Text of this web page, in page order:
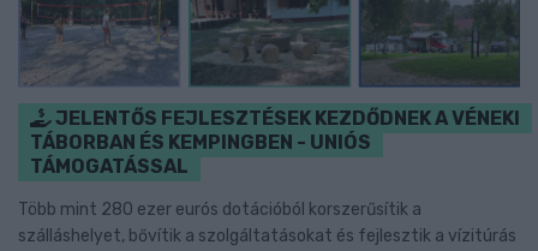
JELENTŐS FEJLESZTÉSEK KEZDŐDNEK A VÉNEKI
TÁBORBAN ÉS KEMPINGBEN - UNIÓS
TÁMOGATÁSSAL
Több mint 280 ezer eurós dotációból korszerűsítik a
szálláshelyet, bővítik a szolgáltatásokat és fejlesztik a vízitúrás